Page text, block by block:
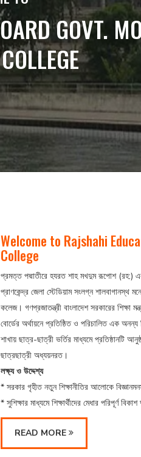
Welcome to Rajshahi
College
প্রমত্ত পদ্মাতীরে হযরত শাহ মখদুম রূপোশ (রহ:) এর
প্রাণকেন্দ্র জেলা স্টেডিয়াম সংলগ্ন শালবাগানস্থ
কলেজ। গণপ্রজাতন্ত্রী বাংলাদেশ সরকারের শিক্ষা
বোর্ডের অর্থায়নে প্রতিষ্ঠিত ও পরিচালিত এক
শাখায় ছাত্র-ছাত্রী ভর্তির মাধ্যমে প্রতিষ্ঠানটি
ছাত্রছাত্রী অধ্যয়নরত।
লক্ষ্য ও উদ্দেশ্য
* সরকার গৃহীত নতুন শিক্ষানীতির আলোকে
* সুশিক্ষার মাধ্যমে শিক্ষার্থীদের মেধার পরিপূর্ণ
READ MORE